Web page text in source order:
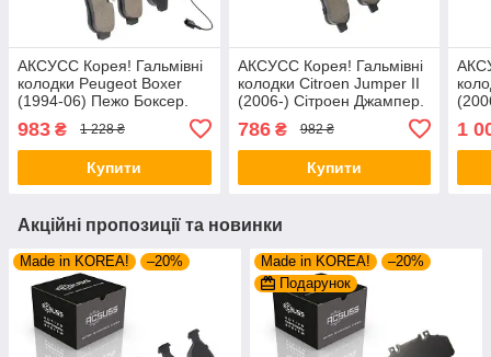
АКСУСС Корея! Гальмівні
колодки Peugeot Boxer
(1994-06) Пежо Боксер.
GDB1426 , FVR1397
983 ₴ 1 228 ₴
Купити
АКСУСС Корея! Гальмівні
колодки Citroen Jumper II
(2006-) Сітроен Джампер.
FVR1927
786₴ 982 ₴
Купити
1
Акційні пропозиції та новинки
Made in KOREA! –20% Made in KOREA!
–20%
Подарунок